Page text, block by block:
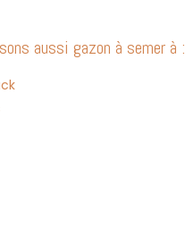
aussi gazon à semer à :